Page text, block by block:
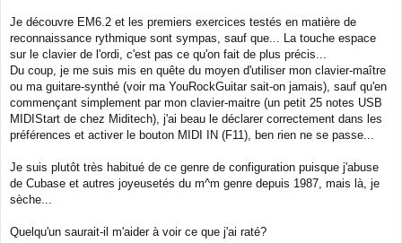
Je découvre EM6.2 et les premiers exercices testés en matière de
reconnaissance rythmique sont sympas, sauf que... La touche espace
sur le clavier de l'ordi, c'est pas ce qu'on fait de plus précis...
Du coup, je me suis mis en quête du moyen d'utiliser mon clavier-maître
ou ma guitare-synthé (voir ma YouRockGuitar sait-on jamais), sauf qu'en
commençant simplement par mon clavier-maitre (un petit 25 notes USB
MIDIStart de chez Miditech), j'ai beau le déclarer correctement dans les
préférences et activer le bouton MIDI IN (F11), ben rien ne se passe...
Je suis plutôt très habitué de ce genre de configuration puisque j'abuse
de Cubase et autres joyeusetés du m^m genre depuis 1987, mais là, je
sèche...
Quelqu'un saurait-il m'aider à voir ce que j'ai raté?